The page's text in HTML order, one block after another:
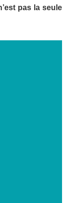
pas la seule